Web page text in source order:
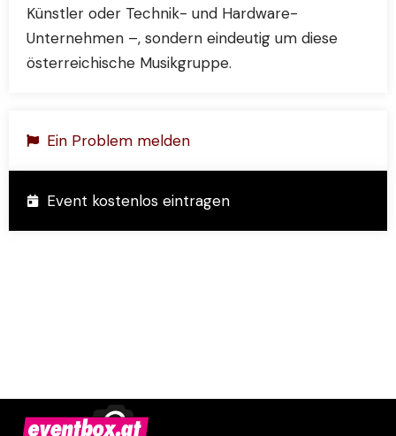
Künstler oder Technik- und Hardware-
Unternehmen –, sondern eindeutig um diese
österreichische Musikgruppe.
Ein Problem melden
Event kostenlos eintragen